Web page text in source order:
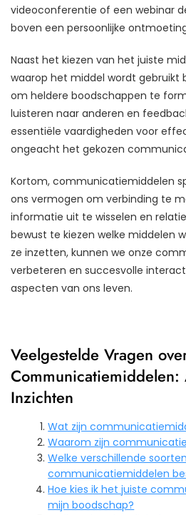
videoconferentie of een webinar
boven een persoonlijke
Naast het kiezen van het juiste
waarop het middel wordt gebruikt
om heldere boodschappen te
luisteren naar anderen en
essentiële vaardigheden voor
ongeacht het gekozen
Kortom, communicatiemiddelen
ons vermogen om verbinding te
informatie uit te wisselen en
bewust te kiezen welke middelen
ze inzetten, kunnen we onze
verbeteren en succesvolle
aspecten van ons leven.
Veelgestelde Vragen
Inzichten
Wat zijn
Waarom zijn
Welke verschillende soorten
communicatiemiddelen
Hoe kies ik het juiste
mijn boodschap?